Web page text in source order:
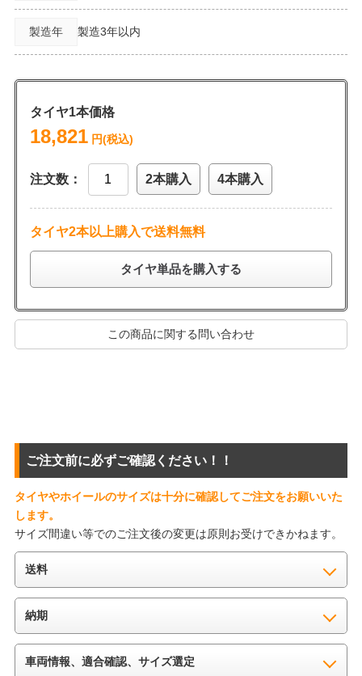
製造年 製造3年以内
タイヤ1本価格
18,821円(税込)
注文数： 2本購入 4本購入
タイヤ2本以上購入で送料無料
タイヤ単品を購入する
この商品に関する問い合わせ
ご注文前に必ずご確認ください！！
タイヤやホイールのサイズは十分に確認してご注文をお願いいた
します。
サイズ間違い等でのご注文後の変更は原則お受けできかねます。
送料
納期
車両情報、適合確認、サイズ選定